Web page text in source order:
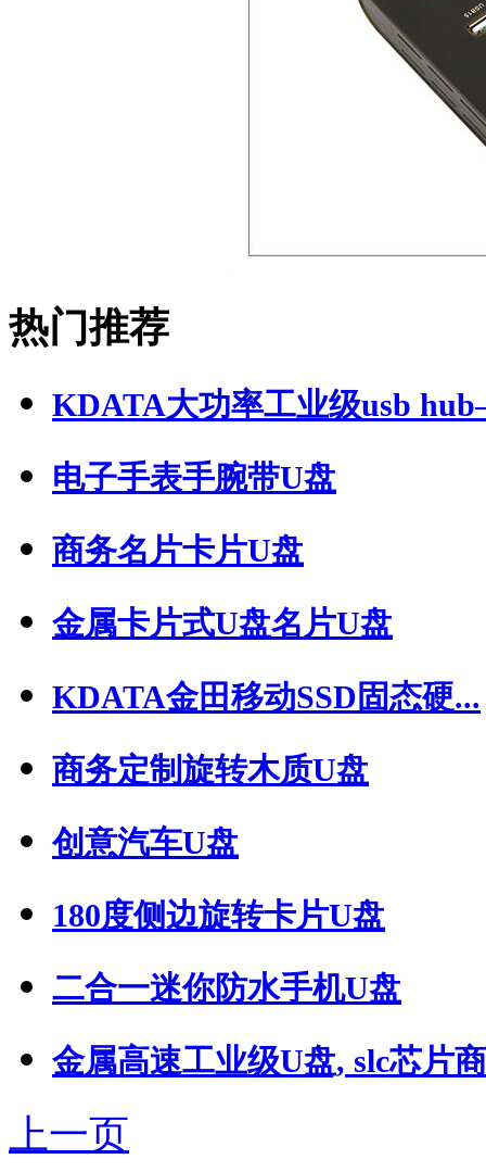
热门推荐
KDATA大功率工业级usb
电子手表手腕带U盘
商务名片卡片U盘
金属卡片式U盘名片U盘
KDATA金田移动SSD固态硬...
商务定制旋转木质U盘
创意汽车U盘
180度侧边旋转卡片U盘
二合一迷你防水手机U盘
金属高速工业级U盘, slc芯片
上一页